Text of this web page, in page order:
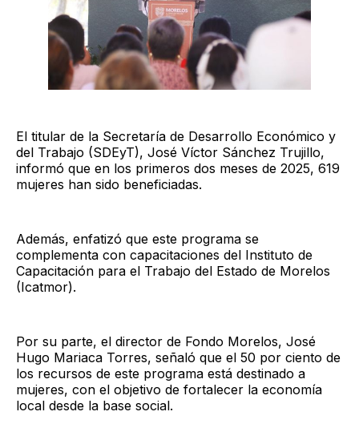
El titular de la Secretaría de Desarrollo Económico y
del Trabajo (SDEyT), José Víctor Sánchez Trujillo,
informó que en los primeros dos meses de 2025, 619
mujeres han sido beneficiadas.
Además, enfatizó que este programa se
complementa con capacitaciones del Instituto de
Capacitación para el Trabajo del Estado de Morelos
(Icatmor).
Por su parte, el director de Fondo Morelos, José
Hugo Mariaca Torres, señaló que el 50 por ciento de
los recursos de este programa está destinado a
mujeres, con el objetivo de fortalecer la economía
local desde la base social.